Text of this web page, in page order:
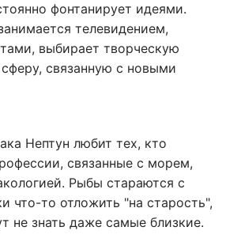
фонтанирует идеями.
телевидением,
выбирает творческую
связанную с новыми
Нептун любит тех, кто
связанные с морем,
Рыбы стараются с
что-то отложить "на старость",
не знать даже самые близкие.